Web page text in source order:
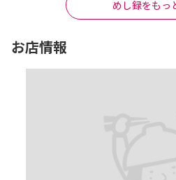
ごちそうさまでした！
※Googleに投稿された口コミです
めし録をもっ
お店情報